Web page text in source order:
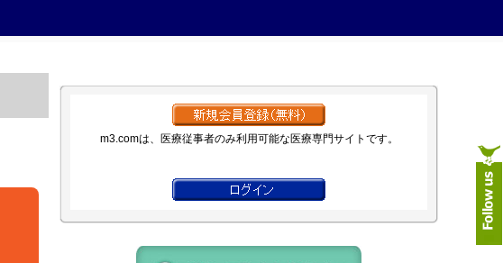
m3.comは、医療従事者のみ利用可能な医療専門サイトです。